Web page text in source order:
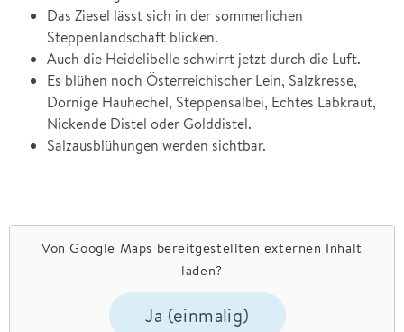
Das Ziesel lässt sich in der sommerlichen
Steppenlandschaft blicken.
Auch die Heidelibelle schwirrt jetzt durch die Luft.
Es blühen noch Österreichischer Lein, Salzkresse,
Dornige Hauhechel, Steppensalbei, Echtes Labkraut,
Nickende Distel oder Golddistel.
Salzausblühungen werden sichtbar.
VonGoogle Maps bereitgestellten externen Inhalt
laden?
Ja (einmalig)